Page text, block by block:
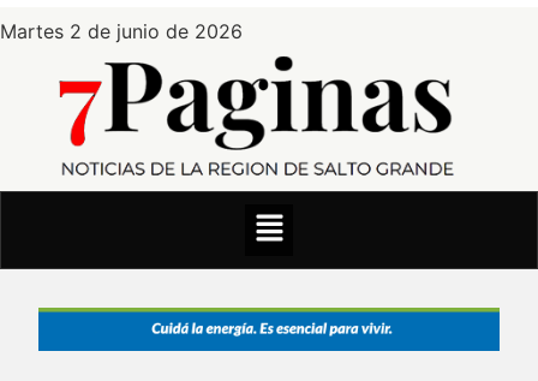
Martes 2 de junio de 2026